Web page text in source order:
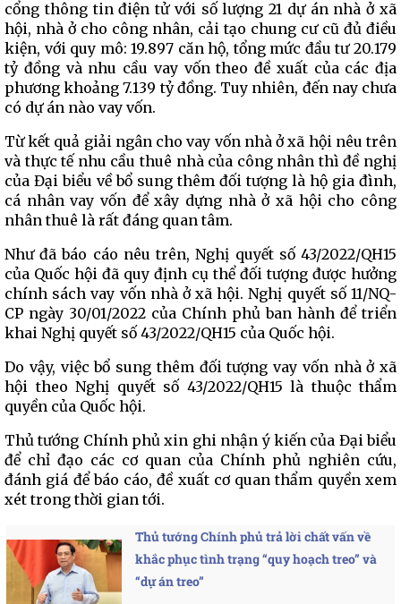
cổng thông tin điện tử với số lượng 21 dự án nhà ở xã
hội, nhà ở cho công nhân, cải tạo chung cư cũ đủ điều
kiện, với quy mô: 19.897 căn hộ, tổng mức đầu tư 20.179
tỷ đồng và nhu cầu vay vốn theo đề xuất của các địa
phương khoảng 7.139 tỷ đồng. Tuy nhiên, đến nay chưa
có dự án nào vay vốn.
Từ kết quả giải ngân cho vay vốn nhà ở xã hội nêu trên
và thực tế nhu cầu thuê nhà của công nhân thì đề nghị
của Đại biểu về bổ sung thêm đối tượng là hộ gia đình,
cá nhân vay vốn để xây dựng nhà ở xã hội cho công
nhân thuê là rất đáng quan tâm.
Như đã báo cáo nêu trên, Nghị quyết số 43/2022/QH15
của Quốc hội đã quy định cụ thể đối tượng được hưởng
chính sách vay vốn nhà ở xã hội. Nghị quyết số 11/NQ-
CP ngày 30/01/2022 của Chính phủ ban hành để triển
khai Nghị quyết số 43/2022/QH15 của Quốc hội.
Do vậy, việc bổ sung thêm đối tượng vay vốn nhà ở xã
hội theo Nghị quyết số 43/2022/QH15 là thuộc thẩm
quyền của Quốc hội.
Thủ tướng Chính phủ xin ghi nhận ý kiến của Đại biểu
để chỉ đạo các cơ quan của Chính phủ nghiên cứu,
đánh giá để báo cáo, đề xuất cơ quan thẩm quyền xem
xét trong thời gian tới.
Thủ tướng Chính phủ trả lời chất vấn về
khắc phục tình trạng “quy hoạch treo” và
“dự án treo”